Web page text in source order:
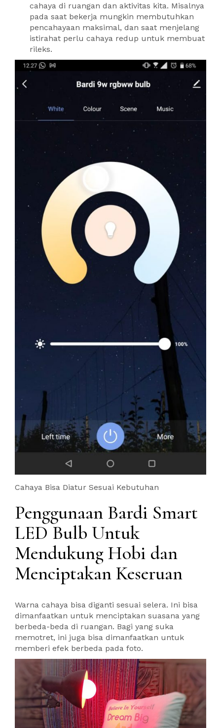
cahaya di ruangan dan aktivitas kita. Misalnya
pada saat bekerja mungkin membutuhkan
pencahayaan maksimal, dan saat menjelang
istirahat perlu cahaya redup untuk membuat
rileks.
Cahaya Bisa Diatur Sesuai Kebutuhan
Penggunaan Bardi Smart
LED Bulb Untuk
Mendukung Hobi dan
Menciptakan Keseruan
Warna cahaya bisa diganti sesuai selera. Ini bisa
dimanfaatkan untuk menciptakan suasana yang
berbeda-beda di ruangan. Bagi yang suka
memotret, ini juga bisa dimanfaatkan untuk
memberi efek berbeda pada foto.